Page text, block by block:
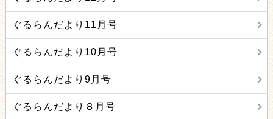
ぐるらんだより11月号
ぐるらんだより10月号
ぐるらんだより9月号
ぐるらんだより８月号